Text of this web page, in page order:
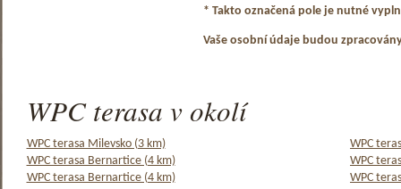
* Takto označená pole je nutné
Vaše osobní údaje budou
WPC terasa v okolí
WPC terasa Milevsko (3 km)
WPC
WPC terasa Bernartice (4 km)
WPC
WPC terasa Bernartice (4 km)
WPC